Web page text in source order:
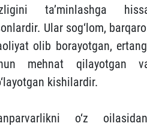
ta’minlashga
Ular sog‘lom,
olib borayotgan,
mehnat qilayotgan
kishilardir.
o‘z